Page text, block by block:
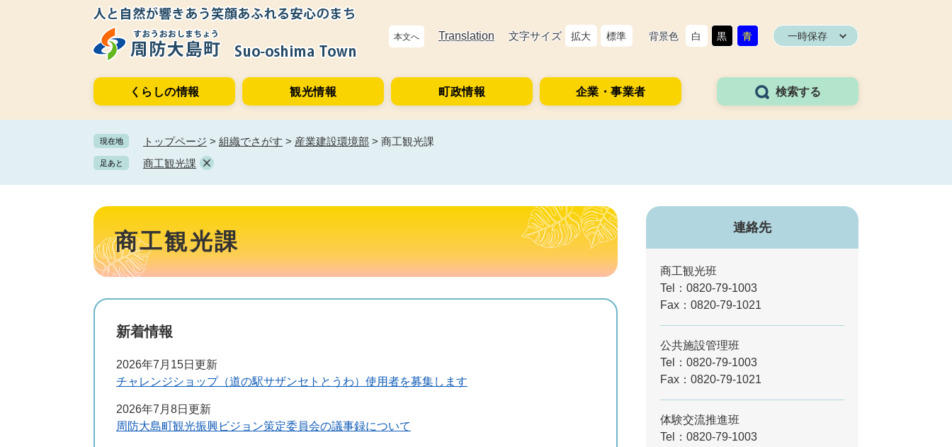
本文へ Translation 文字サイズ 拡大 標準 背景色 白 黒 青 一時保存
くらしの情報 観光情報 町政情報 企業・事業者 検索する
現在地 トップページ > 組織でさがす > 産業建設環境部 > 商工観光課
足あと 商工観光課
本
商工観光課
新着情報
2026年7月15日更新
チャレンジショップ（道の駅サザンセトとうわ）使用者を募集します
2026年7月8日更新
周防大島町観光振興ビジョン策定委員会の議事録について
連絡先
商工観光班
Tel：0820-79-1003
Fax：0820-79-1021
公共施設管理班
Tel：0820-79-1003
Fax：0820-79-1021
体験交流推進班
Tel：0820-79-1003